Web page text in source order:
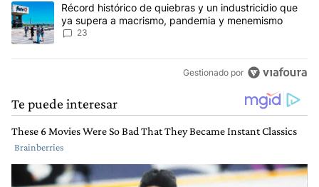
Un artículo de tendencia con el título "Récord histórico de
Récord histórico de quiebras y un industricidio que
ya supera a macrismo, pandemia y menemismo
23
Gestionado por